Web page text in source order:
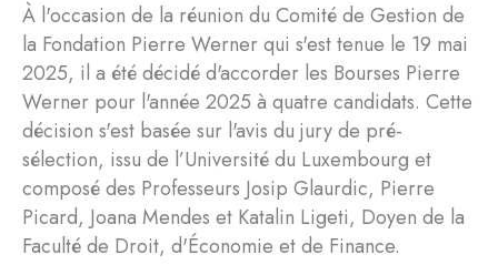
À l'occasion de la réunion du Comité de Gestion de
la Fondation Pierre Werner qui s'est tenue le 19 mai
2025, il a été décidé d'accorder les Bourses Pierre
Werner pour l'année 2025 à quatre candidats. Cette
décision s'est basée sur l'avis du jury de pré-
sélection, issu de l’Université du Luxembourg et
composé des Professeurs Josip Glaurdic, Pierre
Picard, Joana Mendes et Katalin Ligeti, Doyen de la
Faculté de Droit, d'Économie et de Finance.